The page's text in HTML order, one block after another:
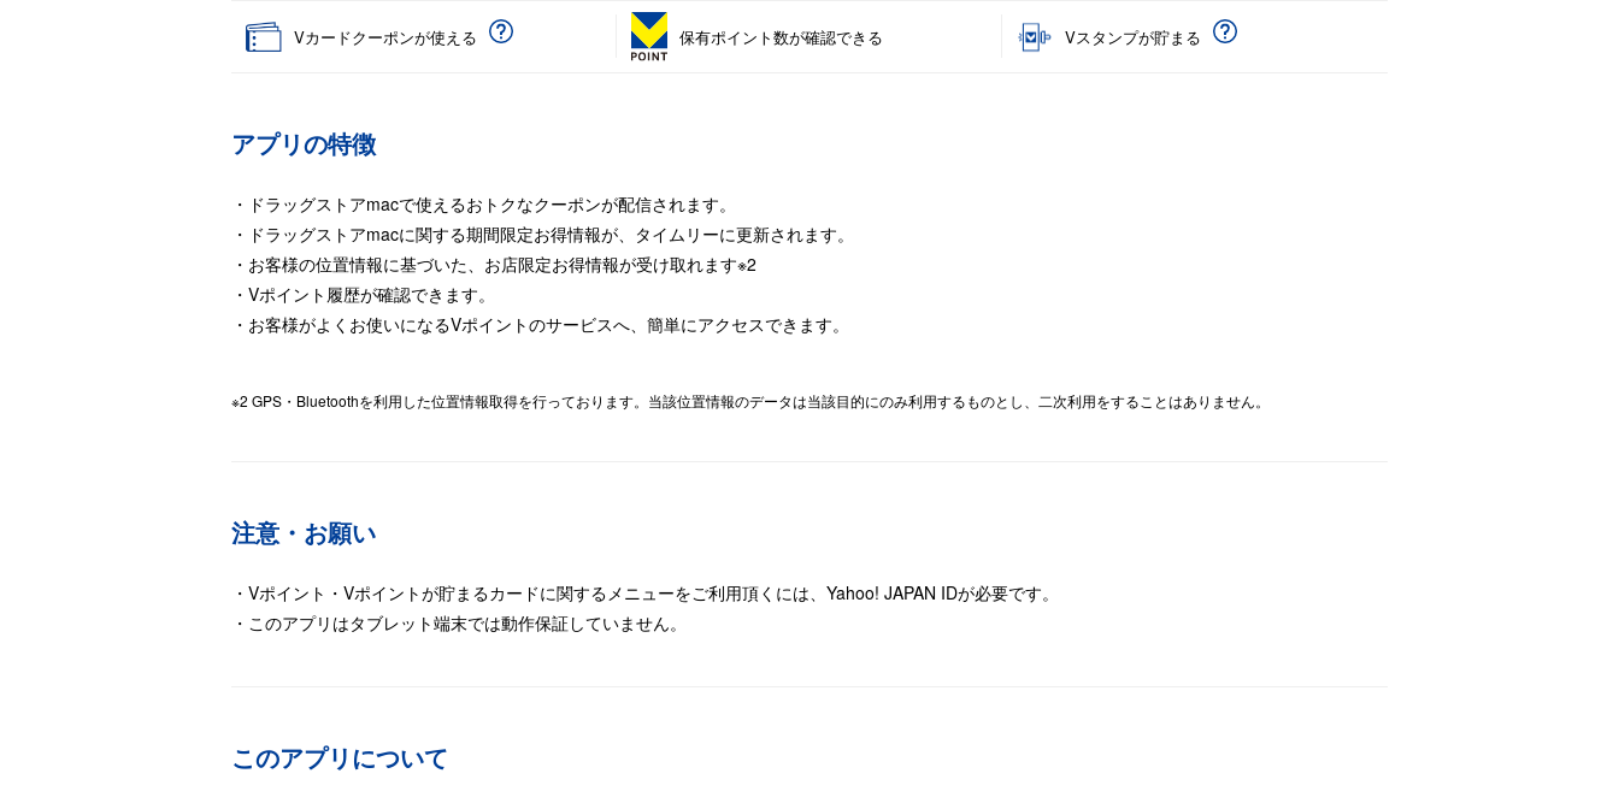
Vカードクーポンが使える 保有ポイント数が確認できる Vスタンプが貯まる
アプリの特徴
・ドラッグストアmacで使えるおトクなクーポンが配信されます。
・ドラッグストアmacに関する期間限定お得情報が、タイムリーに更新されます。
・お客様の位置情報に基づいた、お店限定お得情報が受け取れます※2
・Vポイント履歴が確認できます。
・お客様がよくお使いになるVポイントのサービスへ、簡単にアクセスできます。
※2 GPS・Bluetoothを利用した位置情報取得を行っております。当該位置情報のデータは当該目的にのみ利用するものとし、二次利用をすることはありません。
注意・お願い
・Vポイント・Vポイントが貯まるカードに関するメニューをご利用頂くには、Yahoo! JAPAN IDが必要です。
・このアプリはタブレット端末では動作保証していません。
このアプリについて